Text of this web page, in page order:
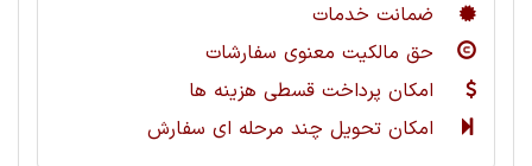
ضمانت خدمات
حق مالکیت معنوی سفارشات
امکان پرداخت قسطی هزینه ها
امکان تحویل چند مرحله ای سفارش